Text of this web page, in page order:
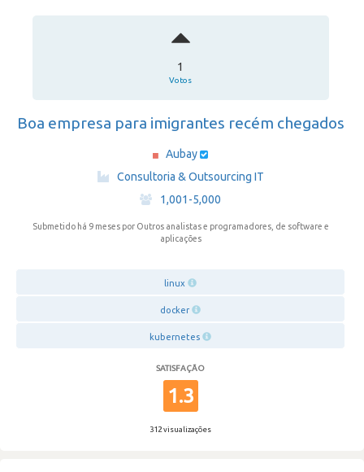
1
Votos
Boa empresa para imigrantes recém chegados
Aubay
·
Consultoria & Outsourcing IT
·
1,001-5,000
Submetido há 9 meses por Outros analistas e programadores, de software e
aplicações
linux
docker
kubernetes
SATISFAÇÃO
1.3
312 visualizações